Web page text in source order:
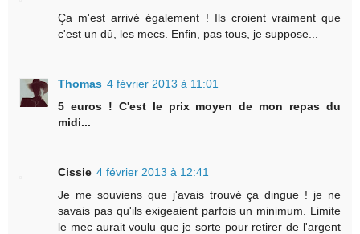
Ça m'est arrivé également ! Ils croient vraiment que
c'est un dû, les mecs. Enfin, pas tous, je suppose...
Thomas 4 février 2013 à 11:01
5 euros ! C'est le prix moyen de mon repas du
midi...
Cissie 4 février 2013 à 12:41
Je me souviens que j'avais trouvé ça dingue ! je ne
savais pas qu'ils exigeaient parfois un minimum. Limite
le mec aurait voulu que je sorte pour retirer de l'argent